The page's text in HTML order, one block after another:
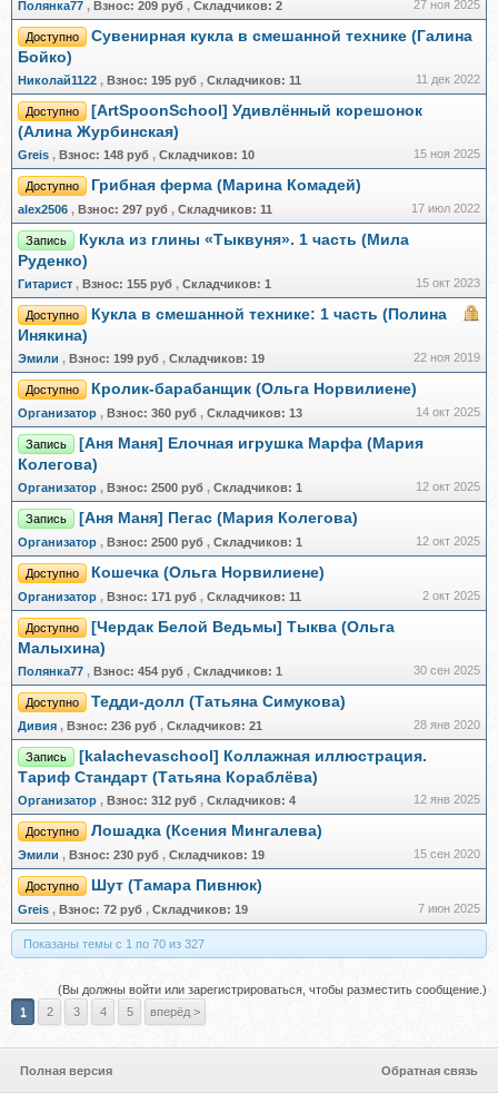
Полянка77 , Взнос: 209 руб , Складчиков: 2 27 ноя 2025
Доступно
Сувенирная кукла в смешанной технике (Галина
Бойко)
Николай1122 , Взнос: 195 руб , Складчиков: 11 11 дек 2022
Доступно
[ArtSpoonSchool] Удивлённый корешонок
(Алина Журбинская)
Greis , Взнос: 148 руб , Складчиков: 10 15 ноя 2025
Доступно Грибная ферма (Марина Комадей)
alex2506 , Взнос: 297 руб , Складчиков: 11 17 июл 2022
Запись
Кукла из глины «Тыквуня». 1 часть (Мила
Руденко)
Гитарист , Взнос: 155 руб , Складчиков: 1 15 окт 2023
Доступно
Кукла в смешанной технике: 1 часть (Полина
Инякина)
Эмили , Взнос: 199 руб , Складчиков: 19 22 ноя 2019
Доступно Кролик-барабанщик (Ольга Норвилиене)
Организатор , Взнос: 360 руб , Складчиков: 13 14 окт 2025
Запись
[Аня Маня] Елочная игрушка Марфа (Мария
Колегова)
Организатор , Взнос: 2500 руб , Складчиков: 1 12 окт 2025
Запись [Аня Маня] Пегас (Мария Колегова)
Организатор , Взнос: 2500 руб , Складчиков: 1 12 окт 2025
Доступно Кошечка (Ольга Норвилиене)
Организатор , Взнос: 171 руб , Складчиков: 11 2 окт 2025
Доступно
[Чердак Белой Ведьмы] Тыква (Ольга
Малыхина)
Полянка77 , Взнос: 454 руб , Складчиков: 1 30 сен 2025
Доступно Тедди-долл (Татьяна Симукова)
Дивия , Взнос: 236 руб , Складчиков: 21 28 янв 2020
Запись
[kalachevaschool] Коллажная иллюстрация.
Тариф Стандарт (Татьяна Кораблёва)
Организатор , Взнос: 312 руб , Складчиков: 4 12 янв 2025
Доступно Лошадка (Ксения Мингалева)
Эмили , Взнос: 230 руб , Складчиков: 19 15 сен 2020
Доступно Шут (Тамара Пивнюк)
Greis , Взнос: 72 руб , Складчиков: 19 7 июн 2025
Показаны темы с 1 по 70 из 327
(Вы должны войти или зарегистрироваться, чтобы разместить сообщение.)
1
2 3 4 5 вперёд >
Полная версия Обратная связь